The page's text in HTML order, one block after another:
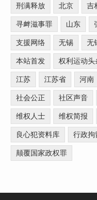
刑满释放 北京 吉
寻衅滋事罪 山东
支援网络 无锡 无
本站首发 权利运动头
江苏 江苏省 河南
社会公正 社区声音
维权人士 维权简报
良心犯资料库 行政拘
颠覆国家政权罪